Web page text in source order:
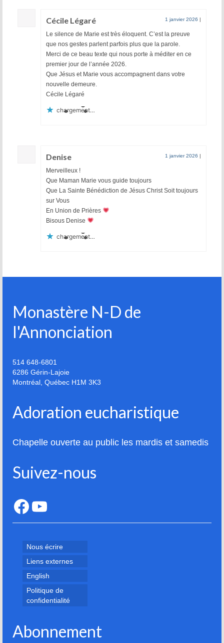
Cécile Légaré 1 janvier 2026 |
Le silence de Marie est très éloquent. C’est la preuve
que nos gestes parlent parfois plus que la parole.
Merci de ce beau texte qui nous porte à méditer en ce
premier jour de l’année 2026.
Que Jésus et Marie vous accompagnent dans votre
nouvelle demeure.
Cécile Légaré
chargement…
Denise 1 janvier 2026 |
Merveilleux !
Que Maman Marie vous guide toujours
Que La Sainte Bénédiction de Jésus Christ Soit toujours
sur Vous
En Union de Prières
Bisous Denise
chargement…
Monastère N-D de
l'Annonciation
514 648-6801
6286 Gérin-Lajoie
Montréal Québec H1M 3K3
Adoration eucharistique
Chapelle ouverte au public les mardis et samedis
Suivez-nous
Facebook
YouTube
Nous écrire
Liens externes
English
Politique de
confidentialité
Abonnement